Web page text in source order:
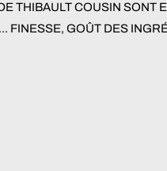
THIBAULT COUSIN SONT
FINESSE, GOÛT DES